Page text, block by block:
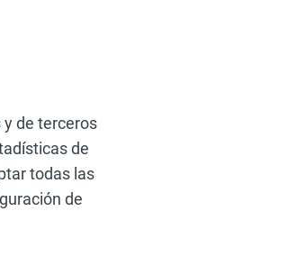
y de terceros
de
todas las
de